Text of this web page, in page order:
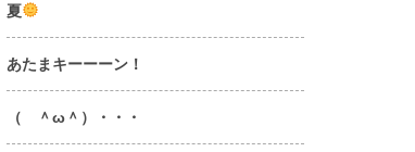
夏
あたまキーーーン！
（ ＾ω＾）・・・